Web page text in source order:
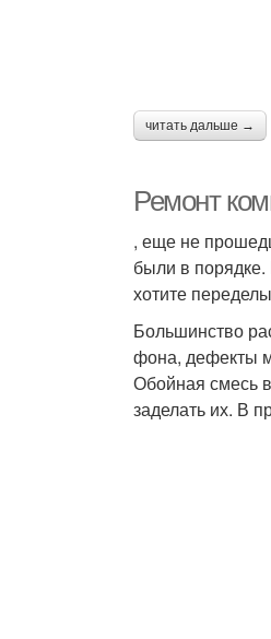
читать дальше →
Ремонт
, еще не
были в порядке.
хотите
Большинство
фона, дефекты
Обойная смесь
заделать их. В